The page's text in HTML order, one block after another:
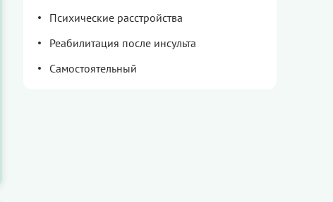
Психические расстройства
Реабилитация после инсульта
Самостоятельный